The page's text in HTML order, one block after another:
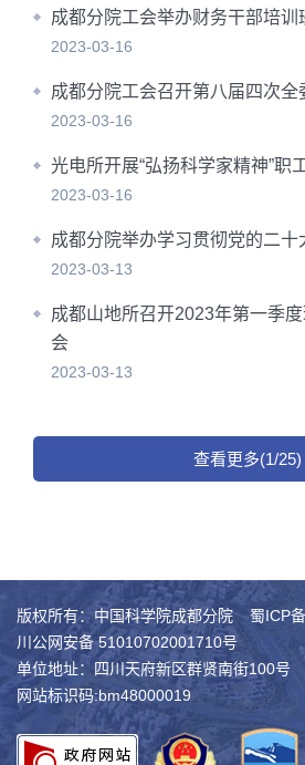
成都分院工会举办财务干部培训
2023-03-16
成都分院工会召开第八届四次全
2023-03-16
光电所开展“弘扬科学家精神”职
2023-03-16
成都分院举办学习贯彻党的二十
2023-03-13
成都山地所召开2023年第一季
会
2023-03-13
查看更多(1/25)
版权所有：中国科学院成都分院
蜀ICP
川公网安备 51010702001710号
单位地址：四川天府新区群贤南街100号
网站标识码:bm48000019